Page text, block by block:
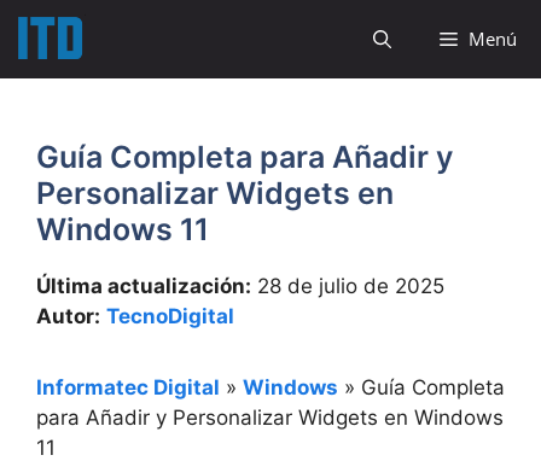
Saltar
contenido
Menú
Guía Completa para Añadir y
Personalizar Widgets en
Windows 11
Última actualización: 28 de julio de 2025
Autor: TecnoDigital
Informatec Digital » Windows » Guía Completa
para Añadir y Personalizar Widgets en Windows
11